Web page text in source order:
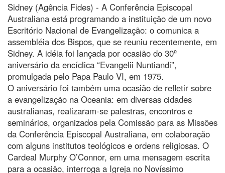
Sidney (Agência Fides) - A Conferência Episcopal
Australiana está programando a instituição de um novo
Escritório Nacional de Evangelização: o comunica a
assembléia dos Bispos, que se reuniu recentemente, em
Sidney. A idéia foi lançada por ocasião do 30º
aniversário da encíclica “Evangelii Nuntiandi”,
promulgada pelo Papa Paulo VI, em 1975.
O aniversário foi também uma ocasião de refletir sobre
a evangelização na Oceania: em diversas cidades
australianas, realizaram-se palestras, encontros e
seminários, organizados pela Comissão para as Missões
da Conferência Episcopal Australiana, em colaboração
com alguns institutos teológicos e ordens religiosas. O
Cardeal Murphy O’Connor, em uma mensagem escrita
para a ocasião, interroga a Igreja no Novíssimo